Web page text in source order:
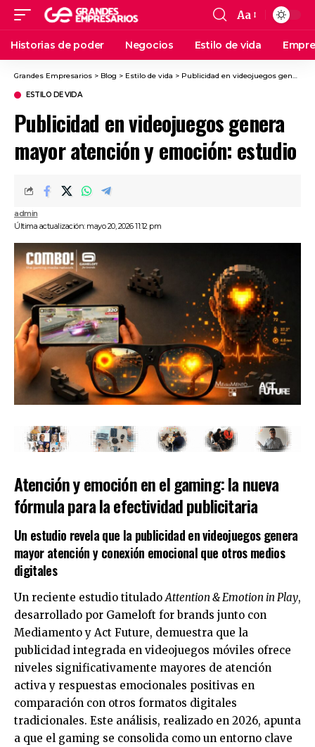
Aa
Historias de poder Negocios Estilo de vida
Grandes Empresarios > Blog > Estilo de vida > Publicidad en videojuegos genera mayor atención y emoción: estudio
ESTILO DE VIDA
Publicidad en videojuegos genera
mayor atención y emoción: estudio
Última actualización: mayo 20, 2026 11:12 pm
admin
Atención y emoción en el gaming: la nueva
fórmula para la efectividad publicitaria
Un estudio revela que la publicidad en videojuegos genera
mayor atención y conexión emocional que otros medios
digitales
Un reciente estudio tituladoAttention & Emotion in Play,
desarrollado por Gameloft for brands junto con
Mediamento y Act Future, demuestra que la
publicidad integrada en videojuegos móviles ofrece
niveles significativamente mayores de atención
activa y respuestas emocionales positivas en
comparación con otros formatos digitales
tradicionales. Este análisis, realizado en 2026, apunta
a que el gaming se consolida como un entorno clave